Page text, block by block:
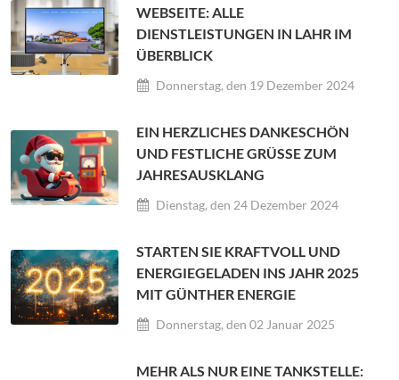
WEBSEITE: ALLE
DIENSTLEISTUNGEN IN LAHR IM
ÜBERBLICK
Donnerstag, den 19 Dezember 2024
EIN HERZLICHES DANKESCHÖN
UND FESTLICHE GRÜSSE ZUM J
AHRESAUSKLANG
Dienstag, den 24 Dezember 2024
STARTEN SIE KRAFTVOLL UND
ENERGIEGELADEN INS JAHR 2025
MIT GÜNTHER ENERGIE
Donnerstag, den 02 Januar 2025
MEHR ALS NUR EINE TANKSTELLE: